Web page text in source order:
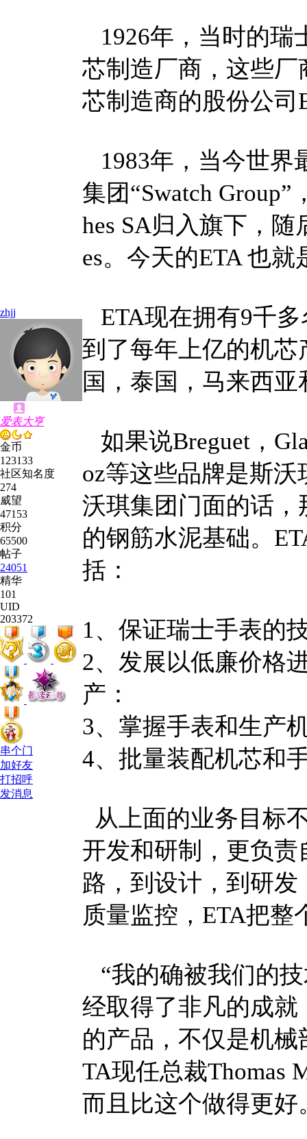
zhjj
爱表大亨
金币
123133
社区知名度
274
威望
47153
积分
65500
帖子
24051
精华
101
UID
203372
串个门
加好友
打招呼
发消息
1926年，当时的瑞
芯制造厂商，这些
芯制造商的股份公司
1983年，当今世界
集团“Swatch
hes SA归入旗下，随
es。今天的ETA 也
ETA现在拥有9千
到了每年上亿的机
国，泰国，马来西
如果说Breguet，
oz等这些品牌是斯
沃琪集团门面的话
的钢筋水泥基础。
括：
1、保证瑞士手表的
2、发展以低廉价格
产：
3、掌握手表和生产
4、批量装配机芯和
从上面的业务目标
开发和研制，更负
路，到设计，到研
质量监控，ETA把整
“我的确被我们的
经取得了非凡的成
的产品，不仅是机
TA现任总裁Thomas
而且比这个做得更好